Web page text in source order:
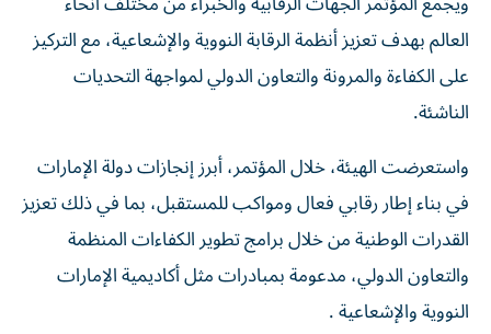
العالم بهدف تعزيز أنظمة الرقابة النووية والإشعاعية، مع التركيز
على الكفاءة والمرونة والتعاون الدولي لمواجهة التحديات
الناشئة.
واستعرضت الهيئة، خلال المؤتمر، أبرز إنجازات دولة الإمارات
في بناء إطار رقابي فعال ومواكب للمستقبل، بما في ذلك تعزيز
القدرات الوطنية من خلال برامج تطوير الكفاءات المنظمة
والتعاون الدولي، مدعومة بمبادرات مثل أكاديمية الإمارات
النووية والإشعاعية .